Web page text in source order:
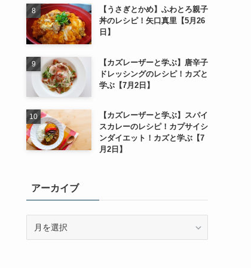
【うさぎとかめ】ふわとろ親子
丼のレシピ！矢口真里【5月26
日】
【カズレーザーと学ぶ】唐辛子
ドレッシングのレシピ！カズと
学ぶ【7月2日】
【カズレーザーと学ぶ】スパイ
スカレーのレシピ！カプサイシ
ンダイエット！カズと学ぶ【7
月2日】
アーカイブ